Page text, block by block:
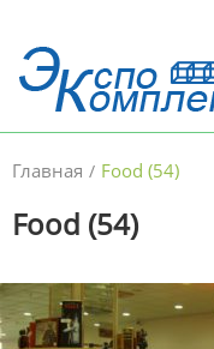
Главная / Food (54)
Food (54)